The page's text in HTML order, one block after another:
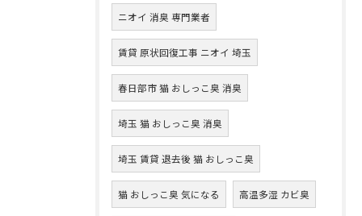
ニオイ 消臭 専門業者
賃貸 原状回復工事 ニオイ 埼玉
春日部市 猫 おしっこ臭 消臭
埼玉 猫 おしっこ臭 消臭
埼玉 賃貸 退去後 猫 おしっこ臭
猫 おしっこ臭 気になる 高温多湿 カビ臭